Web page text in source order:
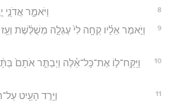
8 וַיֹּאמַ֑ר אֲדֹנָ֣י
9
וַיֹּ֣אמֶר אֵלָ֗יו קְחָ֥ה לִי֙ עֶגְלָ֣ה מְשֻׁלֶּ֔שֶׁת
10
וַיִּֽקַּֽח־ל֣וֹ אֶת־כָּל־אֵ֗לֶּה וַיְבַתֵּ֤ר אֹתָם֙
11 וַיֵּ֥רֶד הָעַ֖יִט